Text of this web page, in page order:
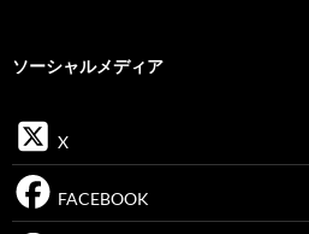
ソーシャルメディア
X
FACEBOOK